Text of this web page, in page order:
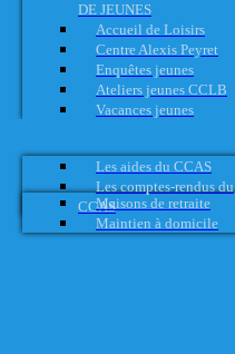
DE JEUNES
Accueil de Loisirs
Centre Alexis Peyret
Enquêtes jeunes
Ateliers jeunes CCLB
Vacances jeunes
Les aides du CCAS
Les comptes-rendus du
CCASMaisons de retraite
Maintien à domicile